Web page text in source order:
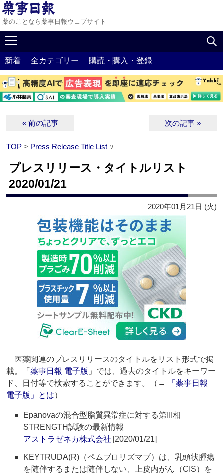
薬のことなら薬事日報ウェブサイト
新着 全カテゴリー 購読・購入・登録
« 前の記事 次の記事 »
TOP > Press Release Title List ∨
プレスリリース・タイトルリスト
2020/01/21
2020年01月21日 (火)
医薬関連のプレスリリースのタイトルをリスト形式で掲
載。「薬事日報 電子版 」では、過去のタイトルをキーワー
ド、日付等で検索することができます。（→
「薬事日報
電子版」とは）
Epanovaの混合型脂質異常症に対する第III相
STRENGTH試験の最新情報
アストラゼネカ株式会社 [2020/01/21]
KEYTRUDA(R)（ペムブロリズマブ）は、乳頭状腫瘍
を随伴するまたは随伴しない、上皮内がん（CIS）を